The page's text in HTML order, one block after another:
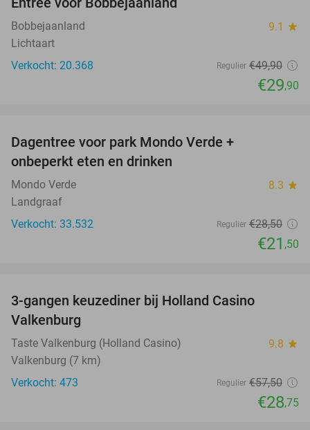
Bobbejaanland 9.1 star
Lichtaart
Verkocht: 20.368
Regulier €49,90
€29,90
Dagentree voor park Mondo Verde +
onbeperkt eten en drinken
Mondo Verde 8.3 star
Landgraaf
Verkocht: 33.532
Regulier €28,50
€21 ,50
3-gangen keuzediner bij Holland Casino
Valkenburg
Taste Valkenburg (Holland Casino) 9.8 star
Valkenburg (7 km)
Verkocht: 473
Regulier €57,50
€28,75